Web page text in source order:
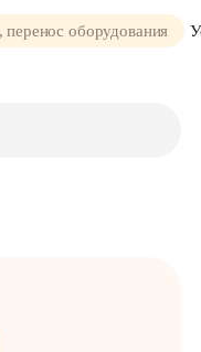
перенос оборудования